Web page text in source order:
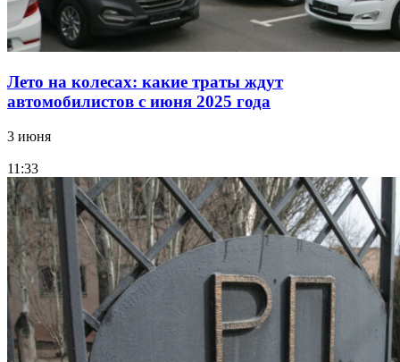
Лето на колесах: какие траты ждут
автомобилистов с июня 2025 года
3 июня
11:33